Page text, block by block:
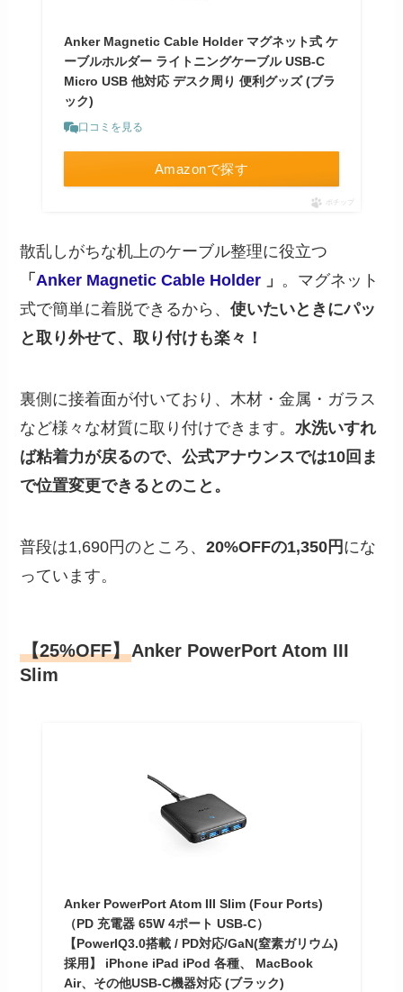
Anker Magnetic Cable Holder マグネット式 ケ
ーブルホルダー ライトニングケーブル USB-C
Micro USB 他対応 デスク周り 便利グッズ (ブラ
ック)
口コミを見る
Amazonで探す
ポチップ
散乱しがちな机上のケーブル整理に役立つ
「Anker Magnetic Cable Holder 」 。マグネット
式で簡単に着脱できるから、使いたいときにパッ
と取り外せて、取り付けも楽々！
裏側に接着面が付いており、木材・金属・ガラス
など様々な材質に取り付けできます。水洗いすれ
ば粘着力が戻るので、公式アナウンスでは10回ま
で位置変更できるとのこと。
普段は1,690円のところ、20%OFFの1,350円 にな
っています。
【25%OFF】Anker PowerPort Atom III
Slim
Anker PowerPort Atom III Slim (Four Ports)
（PD 充電器 65W 4ポート USB-C）
【PowerIQ3.0搭載 / PD対応/GaN(窒素ガリウム)
採用】 iPhone iPad iPod 各種、 MacBook
Air、その他USB-C機器対応 (ブラック)